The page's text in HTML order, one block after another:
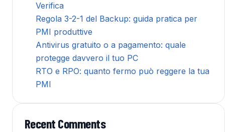
Verifica
Regola 3-2-1 del Backup: guida pratica per
PMI produttive
Antivirus gratuito o a pagamento: quale
protegge davvero il tuo PC
RTO e RPO: quanto fermo può reggere la tua
PMI
Recent Comments